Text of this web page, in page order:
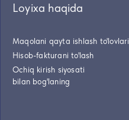
Loyixa haqida
Maqolani qayta ishlash to'lovlari
Hisob-fakturani to'lash
Ochiq kirish siyosati
bilan bog'laning